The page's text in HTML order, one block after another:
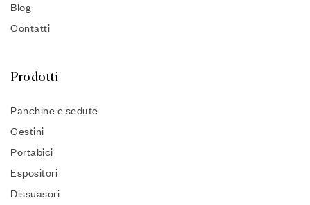
Blog
Contatti
Prodotti
Panchine e sedute
Cestini
Portabici
Espositori
Dissuasori